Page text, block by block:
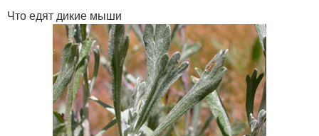
Что едят дикие мыши